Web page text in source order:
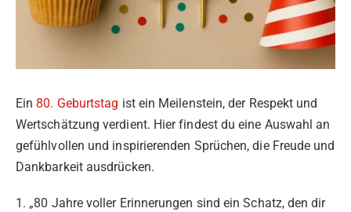
Ein 80. Geburtstag ist ein Meilenstein, der Respekt und
Wertschätzung verdient. Hier findest du eine Auswahl an
gefühlvollen und inspirierenden Sprüchen, die Freude und
Dankbarkeit ausdrücken.
1. „80 Jahre voller Erinnerungen sind ein Schatz, den dir